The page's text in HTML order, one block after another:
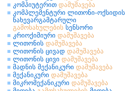
კომპიუტერით დამუშავება
კომპლემენტური ლითონი-ოქსიდის
ნახევარგამტარული
გამოსახულების სენსორი
კრიოქიმიური დამუშავება
ლითონის დამუშავება
ლითონის ცივად დამუშავება
ლითონის ცივი დამუშავება
მადნის მექანიკური დამუშავება
მექანიკური დამუშავება
მიკრომექანიკური დამუშავება